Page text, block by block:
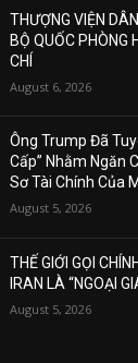
THƯỢNG VIỆN
BỘ QUỐC PHÒNG
CHÍ
August 6, 2026
Ông Trump Đã
Cấp” Nhằm Ngăn
Sơ Tài Chính Của
August 5, 2026
THẾ GIỚI GỌI
IRAN LÀ “NGOẠI
August 5, 2026